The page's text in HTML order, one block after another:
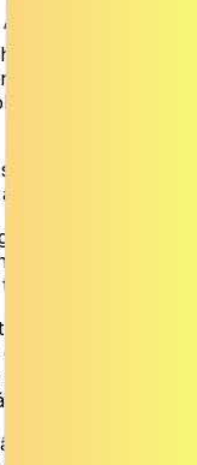
nhi được
liên cầu sinh
cầu beta tan
Streptococcus
dụng thuốc
thuốc lợi tiểu.
cải thiện dần,
nước tiểu có
khám định kỳ.
hiện nay bệnh
rất ít gặp nên
biến chứng dễ
beta tan huyết